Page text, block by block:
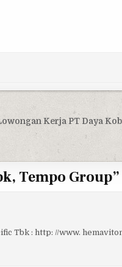
Kerja PT Daya
Tempo Group”
Tbk : http: //www.